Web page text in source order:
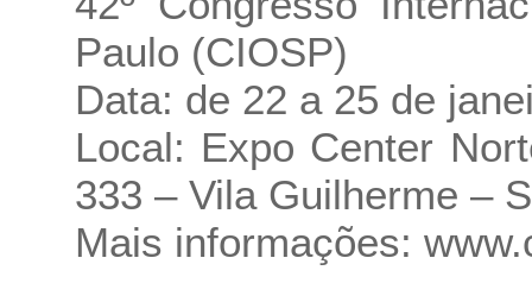
Paulo (CIOSP)
Data: de 22 a 25 de
Local: Expo Center
333 – Vila Guilherme –
Mais informações: